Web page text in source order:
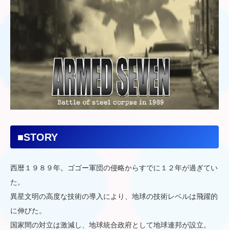
■STORY
西暦１９８９年。ゴゴー軍団の侵略からすでに１２年が過ぎてい
た。
異星文明の高度な技術の導入により、地球の技術レベルは飛躍的
に伸びた。
国家間の対立は激減し、地球統合政府として地球連邦が設立。